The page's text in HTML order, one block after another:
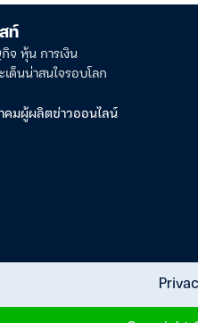
ท์
จ หุ้น การเงิน
ด็นน่าสนใจรอบโลก
คมผู้ผลิตข่าวออนไลน์